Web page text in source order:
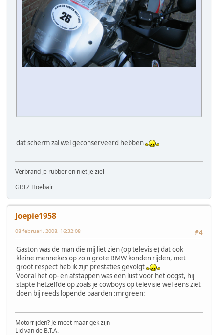
dat scherm zal wel geconserveerd hebben
Verbrand je rubber en niet je ziel
GRTZ Hoebair
Joepie1958
#4
08 februari, 2008, 16:32:08
Gaston was de man die mij liet zien (op televisie) dat ook
kleine mennekes op zo'n grote BMW konden rijden, met
groot respect heb ik zijn prestaties gevolgt
Vooral het op- en afstappen was een lust voor het oogst, hij
stapte hetzelfde op zoals je cowboys op televisie wel eens ziet
doen bij reeds lopende paarden :mrgreen:
Motorrijden? Je moet maar gek zijn
Lid van de B.T.A.